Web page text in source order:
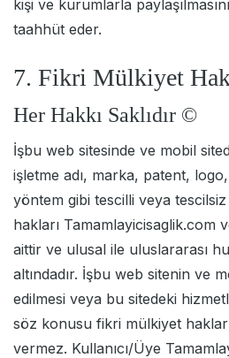
kişi ve kurumlarla
taahhüt eder.
7. Fikri Mülkiyet
Her Hakkı Saklıdır ©
İşbu web sitesinde ve mobil
işletme adı, marka, patent,
yöntem gibi tescilli veya
hakları Tamamlayicisaglik.com
aittir ve ulusal ile uluslararası
altındadır. İşbu web sitenin ve
edilmesi veya bu sitedeki
söz konusu fikri mülkiyet
vermez. Kullanıcı/Üye